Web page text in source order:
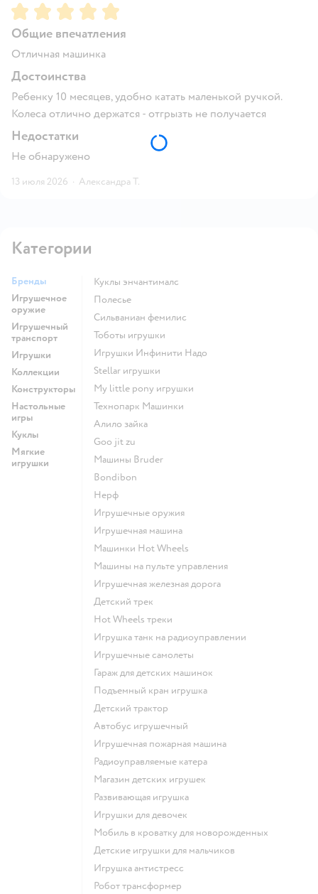
Рейтинг:5
Общие впечатления
Отличная машинка
Достоинства
Ребенку 10 месяцев, удобно катать маленькой ручкой.
Колеса отлично держатся - отгрызть не получается
Недостатки
Не обнаружено
13 июля 2026 · Александра Т.
Категории
Бренды
Игрушечное
оружие
Игрушечный
транспорт
Игрушки
Коллекции
Конструкторы
Настольные
игры
Куклы
Мягкие
игрушки
Куклы энчантималс
Полесье
Сильваниан фемилис
Тоботы игрушки
Игрушки Инфинити Надо
Stellar игрушки
my little pony игрушки
Технопарк Машинки
Алило зайка
Goo jit zu
Машины Bruder
Bondibon
Нерф
Игрушечные оружия
Игрушечная машина
Машинки Hot Wheels
Машины на пульте управления
Игрушечная железная дорога
Детский трек
Hot Wheels треки
Игрушка танк на радиоуправлении
Игрушечные самолеты
Гараж для детских машинок
Подъемный кран игрушка
Детский трактор
Автобус игрушечный
Игрушечная пожарная машина
Радиоуправляемые катера
Магазин детских игрушек
Развивающая игрушка
Игрушки для девочек
Мобиль в кроватку для новорожденных
Детские игрушки для мальчиков
Игрушка антистресс
Робот трансформер